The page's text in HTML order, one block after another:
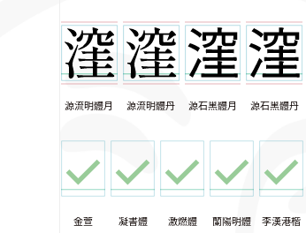
源流明體月 源流明體丹 源石黑體月 源石黑體丹
金萱 凝書體 激燃體 蘭陽明體 李漢港楷